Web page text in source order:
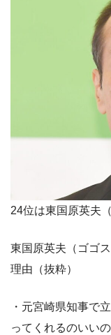
24位は東国原英夫
東国原英夫（ゴゴ
理由（抜粋）
・元宮崎県知事で
ってくれるのいい